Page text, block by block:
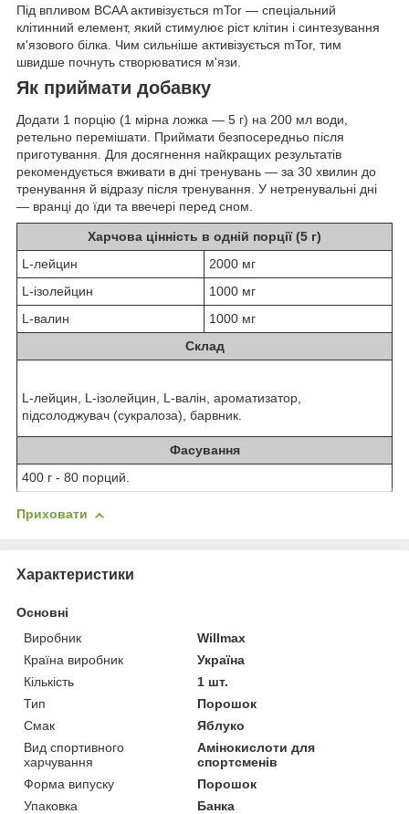
Під впливом BCAA активізується mTor — спеціальний
клітинний елемент, який стимулює ріст клітин і синтезування
м'язового білка. Чим сильніше активізується mTor, тим
швидше почнуть створюватися м'язи.
Як приймати добавку
Додати 1 порцію (1 мірна ложка — 5 г) на 200 мл води,
ретельно перемішати. Приймати безпосередньо після
приготування. Для досягнення найкращих результатів
рекомендується вживати в дні тренувань — за 30 хвилин до
тренування й відразу після тренування. У нетренувальні дні
— вранці до їди та ввечері перед сном.
Харчова цінність в одній порції (5 г)
L-лейцин
2000 мг
L-ізолейцин
1000 мг
L-валин
1000 мг
Склад
L-лейцин, L-ізолейцин, L-валін, ароматизатор,
підсолоджувач (сукралоза), барвник.
Фасування
400 г - 80 порций.
Приховати
Характеристики
Основні
Виробник
Willmax
Країна виробник
Україна
Кількість
1 шт.
Тип
Порошок
Смак
Яблуко
Вид спортивного
харчування
Амінокислоти для
спортсменів
Форма випуску
Порошок
Упаковка
Банка